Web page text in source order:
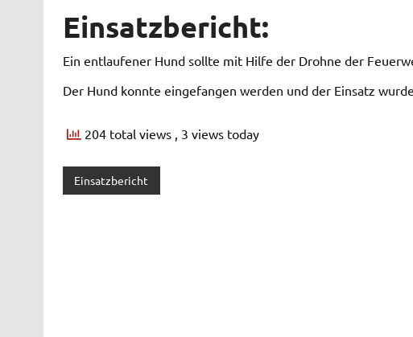
Einsatzbericht:
Ein entlaufener Hund sollte mit Hilfe der Drohne der
Der Hund konnte eingefangen werden und der Einsatz
204 total views , 3 views today
Einsatzbericht